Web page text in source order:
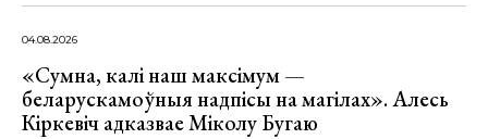
04.08.2026
«Сумна, калі наш максімум —
беларускамоўныя надпісы на магілах». Алесь
Кіркевіч адказвае Міколу Бугаю